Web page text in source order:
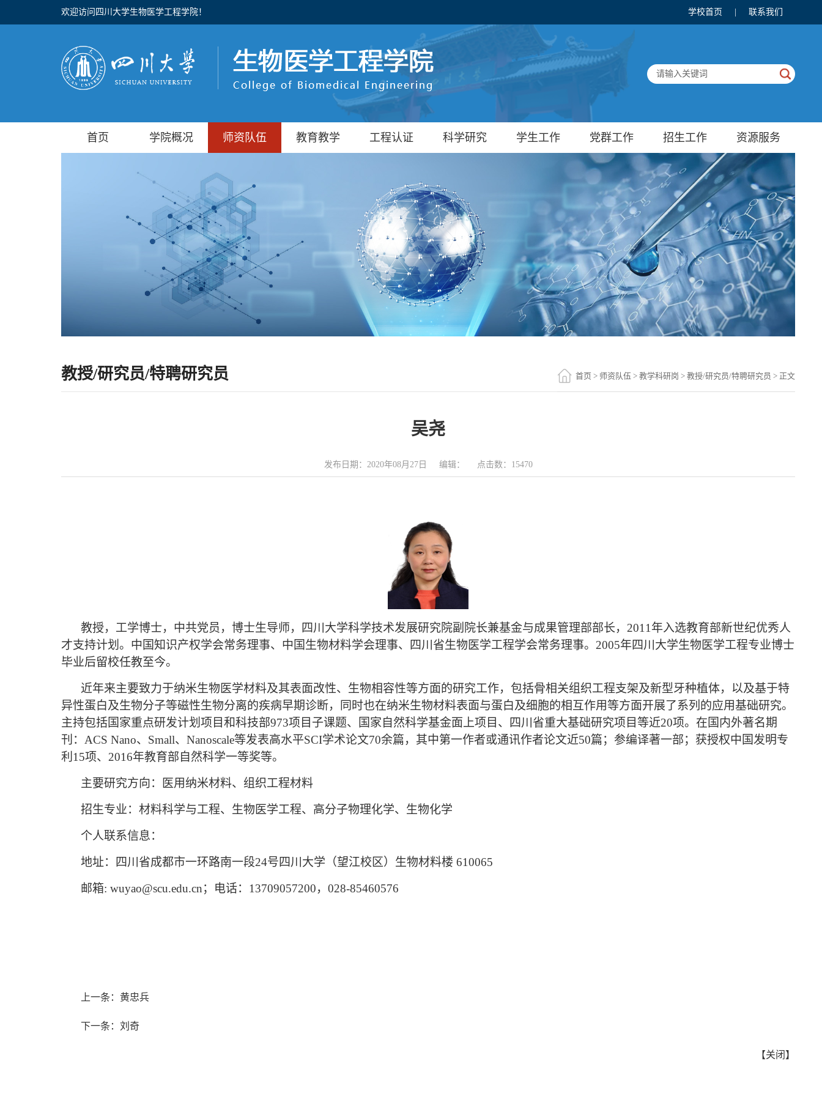
欢迎访问四川大学生物医学工程学院！ 学校首页 联系我们
首页 学院概况 师资队伍 教育教学 工程认证 科学研究 学生工作 党群工作 招生工作 资源服务
教授/研究员/特聘研究员 首页 > 师资队伍 > 教学科研岗 > 教授/研究员/特聘研究员 > 正文
吴尧
发布日期：2020年08月27日 编辑： 点击数： 15470
教授，工学博士，中共党员，博士生导师，四川大学科学技术发展研究院副院长兼基金与成果管理部部长， 2011 年入选教育部新世纪优秀人
才支持计划。中国知识产权学会常务理事、中国生物材料学会理事、四川省生物医学工程学会常务理事。 2005年四川大学生物医学工程专业博士
毕业后留校任教至今。
近年来主要致力于纳米生物医学材料及其表面改性、生物相容性等方面的研究工作，包括骨相关组织工程支架及新型牙种植体，以及基于特
异性蛋白及生物分子等磁性生物分离的疾病早期诊断，同时也在纳米生物材料表面与蛋白及细胞的相互作用等方面开展了系列的应用基础研究。
主持包括国家重点研发计划项目和科技部973项目子课题、国家自然科学基金面上项目、四川省重大基础研究项目等近20项。在国内外著名期
刊： ACS Nano、 Small、 Nanoscale等发表高水平SCI学术论文70余篇，其中第一作者或通讯作者论文近50篇；参编译著一部；获授权中国发明专
利 15项、 2016年教育部自然科学一等奖等。
主要研究方向：医用纳米材料、组织工程材料
招生专业：材料科学与工程、生物医学工程、高分子物理化学、生物化学
个人联系信息：
地址：四川省成都市一环路南一段24号四川大学（望江校区）生物材料楼 610065
邮箱: wuyao@scu.edu.cn；电话： 13709057200， 028-85460576
上一条：黄忠兵
下一条：刘奇
【关闭 】